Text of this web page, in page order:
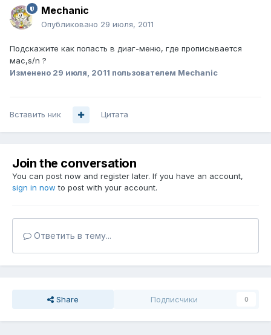
Mechanic
Опубликовано 29 июля, 2011
Подскажите как попасть в диаг-меню, где прописывается
мас,s/n ?
Изменено 29 июля, 2011 пользователем Mechanic
Вставить ник Цитата
Join the conversation
You can post now and register later. If you have an account,
sign in now to post with your account.
Ответить в тему...
Share Подписчики 0